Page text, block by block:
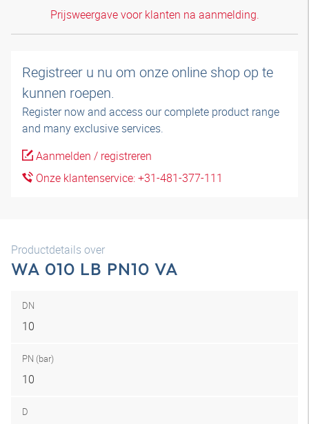
Prijsweergave voor klanten na aanmelding.
Registreer u nu om onze online shop op te
kunnen roepen.
Register now and access our complete product range
and many exclusive services.
Aanmelden / registreren
Onze klantenservice: +31-481-377-111
Productdetails over
WA 010 LB PN10 VA
DN
10
PN (bar)
10
D